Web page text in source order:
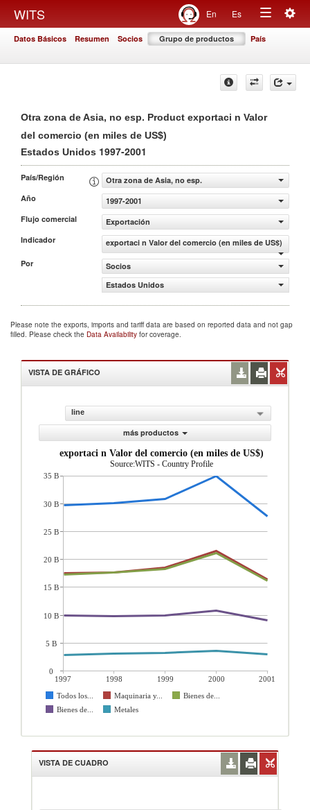
WITS En Es
Toggle
Datos Básicos Resumen Socios Grupo de productos País
Otra zona de Asia, no esp. Product exportaci n Valor
del comercio (en miles de US$)
Estados Unidos 1997-2001
País/Región
Otra zona de Asia, no esp.
Año
1997-2001
Flujo comercial
Exportación
Indicador
exportaci n Valor del comercio (en miles de US$)
Por
Socios
Estados Unidos
Please note the exports, imports and tariff data are based on reported data and not gap
filled. Please check the Data Availability for coverage.
VISTA DE GRÁFICO
line
más productos
exportaci n Valor del comercio (en miles de US$)
Source:WITS - Country Profile
1997 1998 1999 2000
2001
Todos los...
Maquinaria y...
Bienes de...
Bienes de...
Metales
35 B
30 B
25 B
20 B
15 B
10 B
5 B
0
VISTA DE CUADRO